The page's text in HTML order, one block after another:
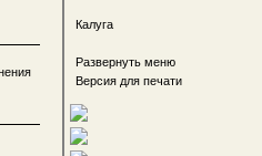
Калуга
Развернуть меню
Версия для печати